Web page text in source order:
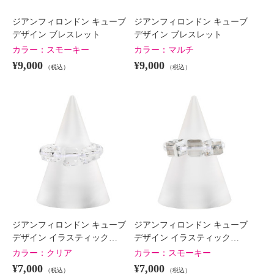
ジアンフィロンドン キューブ
デザイン ブレスレット
カラー： スモーキー
¥9,000 （税込）
ジアンフィロンドン キューブ
デザイン ブレスレット
カラー： マルチ
¥9,000 （税込）
ジアンフィロンドン キューブ
デザイン イラスティック…
カラー： クリア
¥7,000 （税込）
ジアンフィロンドン キューブ
デザイン イラスティック…
カラー： スモーキー
¥7,000 （税込）